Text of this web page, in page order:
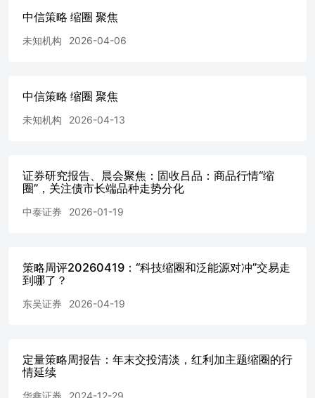
朗普有计划5月份访华，且越发频繁针对谈判、战事结束发
声，可能已经处于最后的极限施压阶段。无论是投资者情绪
还是沪深两市的换手率都已经回到去年12月以来的低点，市
之上。落实在风格上，就是增加对质量和估值两个因素更多
ETF仅有通信、化工、有色、油气、半导体材料设备等，基
制造定价权重估布局。目前的底仓建议仍然是以新能源、化
工、电力设备、有色为基础。在此基础上，建议继续增加对
从短期景气信号驱动的框架来考虑，涨价仍然是最“锋利的
（中国这些品种的“煤含量”通常高于海外竞对），第一原料
（原油）的涨价会带来高价差；2️⃣原先中东/西欧产能占比
价预期；3️⃣替代品受成本影响涨价，需求提升带动供需差
中信策略 缩圈 聚焦
未知机构 2026-04-06
中信策略 缩圈 聚焦
未知机构 2026-04-13
证券研究报告、晨会聚焦：固收吕品：商品行情“缩
圈”，关注债市长端品种走势分化
中泰证券 2026-01-19
策略周评20260419：“科技缩圈和泛能源对冲”交易走
到哪了？
东吴证券 2026-04-19
定量策略周报告：年末交投清淡，红利加主题缩圈的行
情延续